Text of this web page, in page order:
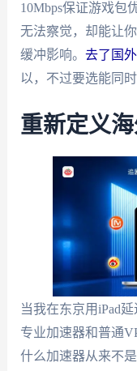
10Mbps保证游戏包
无法察觉，却能让
缓冲影响。 去了国
以，不过要选能同
重新定义
当我在东京用iPad
专业加速器和普通
什么加速器从来不